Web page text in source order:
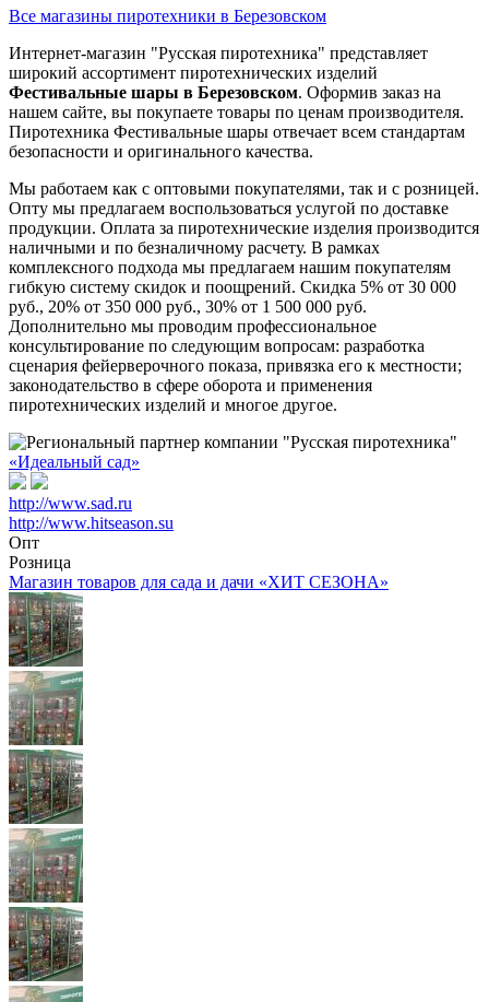
Все магазины пиротехники в Березовском
Интернет-магазин "Русская пиротехника" представляет
широкий ассортимент пиротехнических изделий
Фестивальные шары в Березовском. Оформив заказ на
нашем сайте, вы покупаете товары по ценам производителя.
Пиротехника Фестивальные шары отвечает всем стандартам
безопасности и оригинального качества.
Мы работаем как с оптовыми покупателями, так и с розницей.
Опту мы предлагаем воспользоваться услугой по доставке
продукции. Оплата за пиротехнические изделия производится
наличными и по безналичному расчету. В рамках
комплексного подхода мы предлагаем нашим покупателям
гибкую систему скидок и поощрений. Скидка 5% от 30 000
руб., 20% от 350 000 руб., 30% от 1 500 000 руб.
Дополнительно мы проводим профессиональное
консультирование по следующим вопросам: разработка
сценария фейерверочного показа, привязка его к местности;
законодательство в сфере оборота и применения
пиротехнических изделий и многое другое.
«Идеальный сад»
http://www.sad.ru
http://www.hitseason.su
Опт
Розница
Магазин товаров для сада и дачи «ХИТ СЕЗОНА»